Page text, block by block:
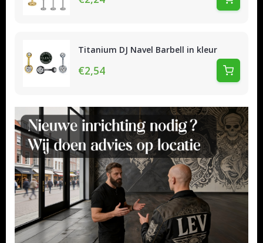
Titanium DJ Navel Barbell in kleur
€2,54